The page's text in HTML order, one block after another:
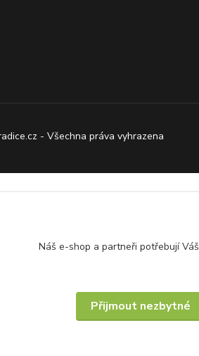
- Všechna práva vyhrazena
Náš e-shop a partneři potřebují Váš
Přijmout nezbytné